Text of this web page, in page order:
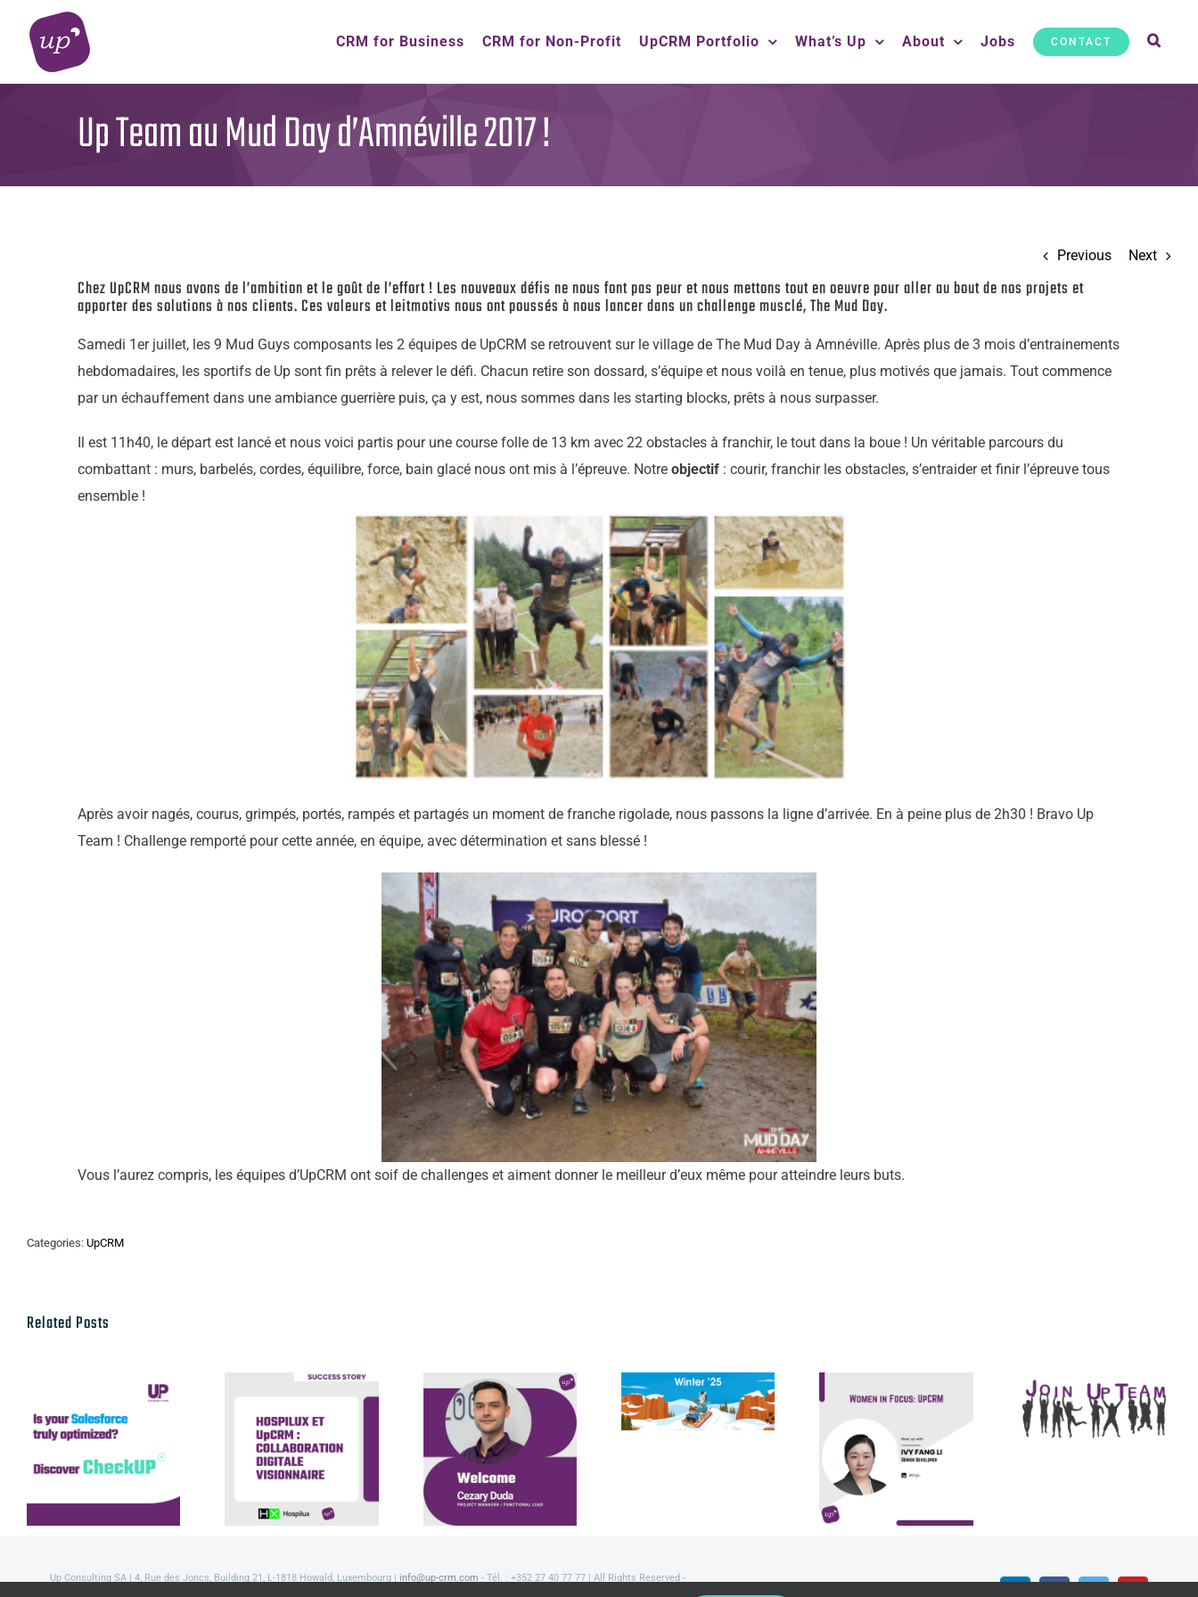
content
CRM for Business CRM for Non-Profit UpCRM Portfolio What’s Up About Jobs CONTACT
Up Team au Mud Day d’Amnéville 2017 !
Previous Next
Chez UpCRM nous avons de l’ambition et le goût de l’effort ! Les nouveaux défis ne nous font pas peur et nous mettons tout en oeuvre pour aller au bout de nos projets et
apporter des solutions à nos clients. Ces valeurs et leitmotivs nous ont poussés à nous lancer dans un challenge musclé, The Mud Day.
Samedi 1er juillet, les 9 Mud Guys composants les 2 équipes de UpCRM se retrouvent sur le village de The Mud Day à Amnéville. Après plus de 3 mois d’entrainements
hebdomadaires, les sportifs de Up sont fin prêts à relever le défi. Chacun retire son dossard, s’équipe et nous voilà en tenue, plus motivés que jamais. Tout commence
par un échauffement dans une ambiance guerrière puis, ça y est, nous sommes dans les starting blocks, prêts à nous surpasser.
Il est 11h40, le départ est lancé et nous voici partis pour une course folle de 13 km avec 22 obstacles à franchir, le tout dans la boue ! Un véritable parcours du
combattant : murs, barbelés, cordes, équilibre, force, bain glacé nous ont mis à l’épreuve. Notre objectif : courir, franchir les obstacles, s’entraider et finir l’épreuve tous
ensemble !
Après avoir nagés, courus, grimpés, portés, rampés et partagés un moment de franche rigolade, nous passons la ligne d’arrivée. En à peine plus de 2h30 ! Bravo Up
Team ! Challenge remporté pour cette année, en équipe, avec détermination et sans blessé !
Vous l’aurez compris, les équipes d’UpCRM ont soif de challenges et aiment donner le meilleur d’eux même pour atteindre leurs buts.
Categories: UpCRM
Related Posts
Discover our
CheckUP
offer
UpCRM :
collaboration
digitale
Meet Cezary
Duda,
Functional
Lead &
Project
Salesforce
Winter ’25
Ivy Fang Li,
Senior
Developer,
UpCRM
Wanted!
Internship:
Marketing &
Up Consulting SA | 4, Rue des Joncs, Building 21, L-1818 Howald, Luxembourg | info@up-crm.com - Tél. : +352 27 40 77 77 | All Rights Reserved -